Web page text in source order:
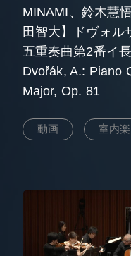
MINAMI、鈴木慧
田智大】ドヴォル
五重奏曲第2番イ
Dvořák, A.: Piano
Major, Op. 81
動画 室内楽